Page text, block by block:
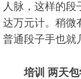
人脉，这样的段
达万元计。稍微
普通段子手也就
培训 两天